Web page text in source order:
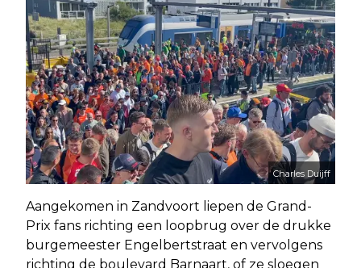
Charles Duijff
Aangekomen in Zandvoort liepen de Grand-
Prix fans richting een loopbrug over de drukke
burgemeester Engelbertstraat en vervolgens
richting de boulevard Barnaart, of ze sloegen